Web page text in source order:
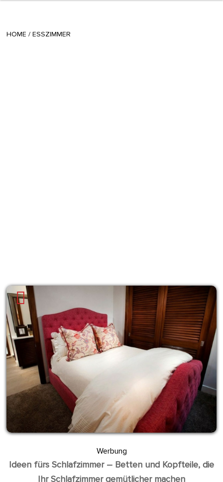
HOME / ESSZIMMER
Werbung
Ideen fürs Schlafzimmer – Betten und Kopfteile, die
Ihr Schlafzimmer gemütlicher machen